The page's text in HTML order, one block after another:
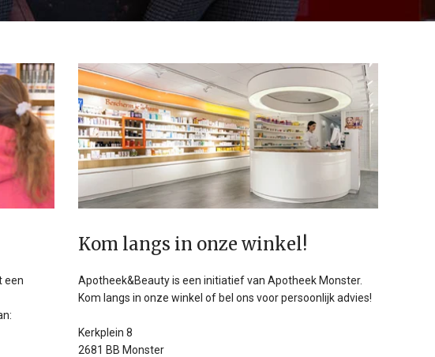
een
Kom langs in onze winkel!
Apotheek&Beauty is een initiatief van Apotheek Monster.
Kom langs in onze winkel of bel ons voor persoonlijk advies!
Kerkplein 8
2681 BB Monster